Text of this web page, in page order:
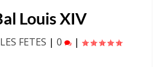
Louis XIV
LES FETES | 0 |